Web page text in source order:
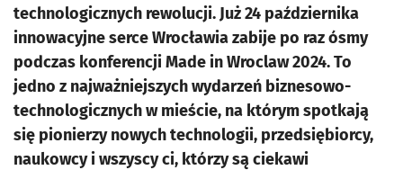
technologicznych rewolucji. Już 24 października
innowacyjne serce Wrocławia zabije po raz ósmy
podczas konferencji Made in Wroclaw 2024. To
jedno z najważniejszych wydarzeń biznesowo-
technologicznych w mieście, na którym spotkają
się pionierzy nowych technologii, przedsiębiorcy,
naukowcy i wszyscy ci, którzy są ciekawi